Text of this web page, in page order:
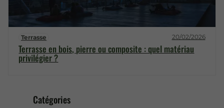
Catégories
Terrasse 20/02/2026
Terrasse en bois, pierre ou composite : quel matériau
privilégier ?